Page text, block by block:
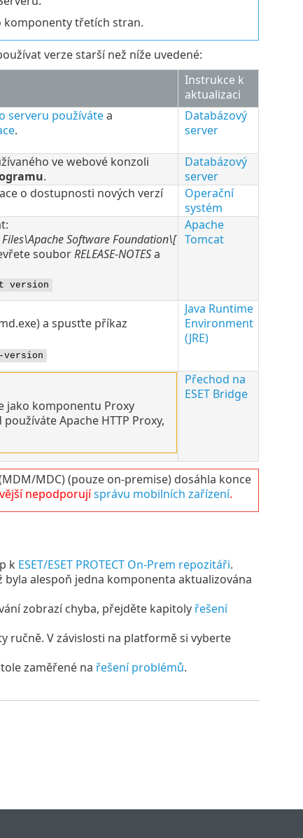
komponenty třetích stran.
verze starší než níže uvedené:
Instrukce k
aktualizaci
serveru používátea
.
Databázový
server
ve webové konzoli
.
Databázový
server
o dostupnosti nových verzí
Operační
systém
:
Software Foundation\[
souborRELEASE-NOTESa
version
Apache
Tomcat
a spusťte příkaz
Java Runtime
Environment
(JRE)
jako komponentu Proxy
Apache HTTP Proxy,
Přechod na
ESET Bridge
MDC) (pouze on-premise) dosáhla konce
nepodporují správu mobilních zařízení.
k ESET/ESET PROTECT On-Prem repozitáři.
byla alespoň jedna komponenta aktualizována
zobrazí chyba, přejděte kapitoly řešení
ručně. V závislosti na platformě si vyberte
zaměřené na řešení problémů.